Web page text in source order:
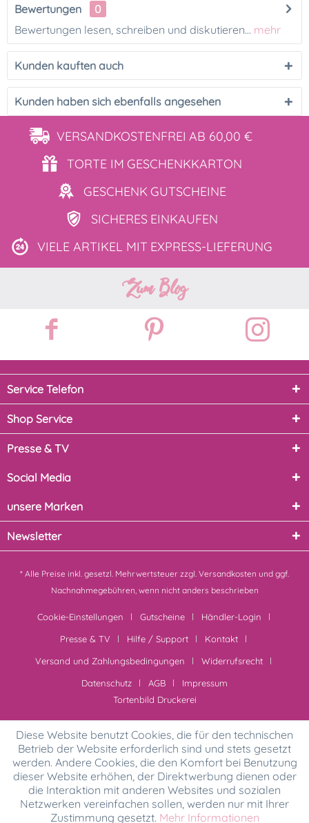
Bewertungen
0
Bewertungen lesen, schreiben und diskutieren... mehr
Kunden kauften auch
Kunden haben sich ebenfalls angesehen
VERSANDKOSTENFREI AB 60,00 €
TORTE IM GESCHENKKARTON
GESCHENK GUTSCHEINE
SICHERES EINKAUFEN
VIELE ARTIKEL MIT EXPRESS-LIEFERUNG
Zum Blog
Service Telefon
Shop Service
Presse & TV
Social Media
unsere Marken
Newsletter
* Alle Preise inkl. gesetzl. Mehrwertsteuer zzgl. Versandkosten und ggf.
Nachnahmegebühren, wenn nicht anders beschrieben
Cookie-Einstellungen Gutscheine
Händler-Login
Presse & TV
Hilfe / Support
Kontakt
Versand und Zahlungsbedingungen
Widerrufsrecht
Datenschutz
AGB
Impressum
Tortenbild Druckerei
Diese Website benutzt Cookies, die für den technischen
Betrieb der Website erforderlich sind und stets gesetzt
werden. Andere Cookies, die den Komfort bei Benutzung
dieser Website erhöhen, der Direktwerbung dienen oder
die Interaktion mit anderen Websites und sozialen
Netzwerken vereinfachen sollen, werden nur mit Ihrer
Zustimmung gesetzt. Mehr Informationen